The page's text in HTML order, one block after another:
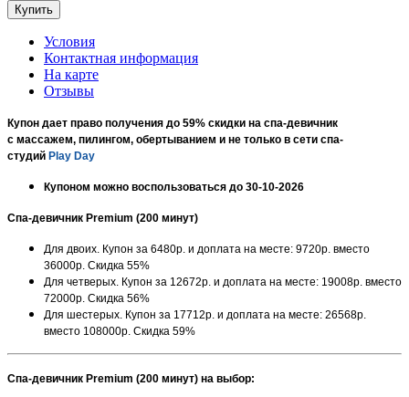
Условия
Контактная информация
На карте
Отзывы
Купон дает право получения до 59% скидки на cпа-девичник
c массажем, пилингом, обертыванием и не только в сети спа-
студий Play Day
Купоном можно воспользоваться до 30-10-2026
Спа-девичник Premium (200 минут)
Для двоих. Купон за 6480р. и доплата на месте: 9720р. вместо
36000р. Скидка 55%
Для четверых. Купон за 12672р. и доплата на месте: 19008р. вместо
72000р. Скидка 56%
Для шестерых. Купон за 17712р. и доплата на месте: 26568р.
вместо 108000р. Скидка 59%
Спа-девичник Premium (200 минут) на выбор: